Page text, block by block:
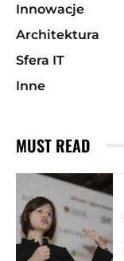
Innowacje
Architektura
Sfera IT
Inne
MUST READ